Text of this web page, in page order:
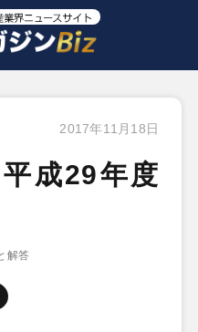
2017年11月18日
成29年度
解答